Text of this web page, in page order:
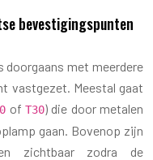
bevestigingspunten
doorgaans met meerdere
vastgezet. Meestal gaat
ofT30) die door metalen
gaan. Bovenop zijn
zichtbaar zodra de